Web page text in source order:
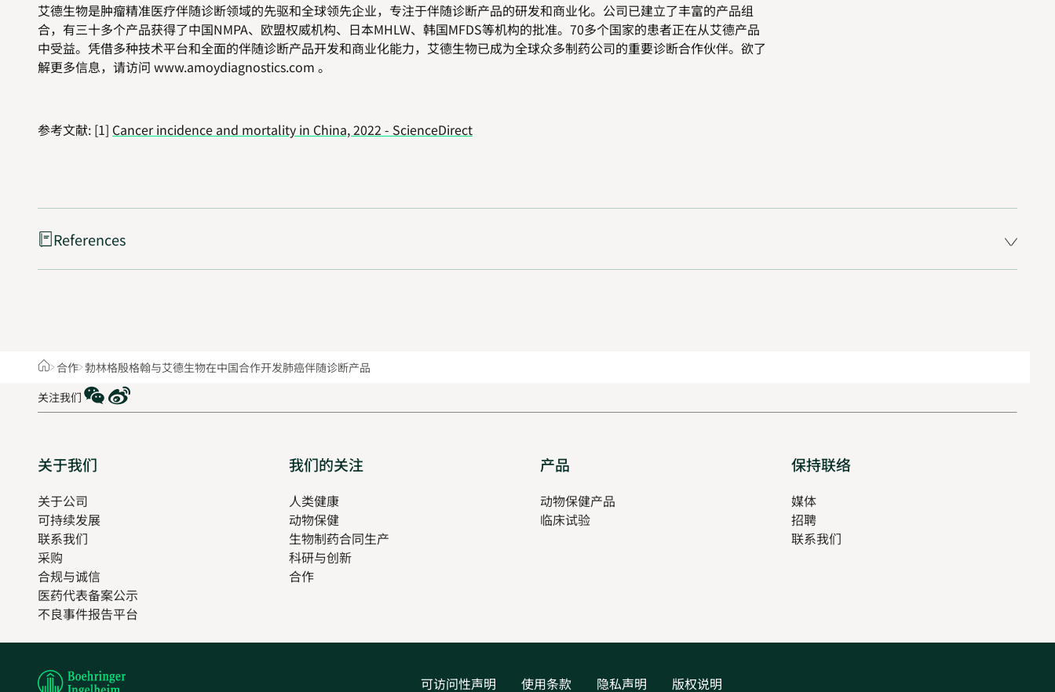
艾德生物是肿瘤精准医疗伴随诊断领域的先驱和全球领先企业，专注于伴随诊断产品的研发和商业化。公司已建立了丰富的产品组
合，有三十多个产品获得了中国NMPA、欧盟权威机构、日本MHLW、韩国MFDS等机构的批准。 70多个国家的患者正在从艾德产品
中受益。凭借多种技术平台和全面的伴随诊断产品开发和商业化能力，艾德生物已成为全球众多制药公司的重要诊断合作伙伴。欲了
解更多信息，请访问 www.amoydiagnostics.com 。
参考文献: [1] Cancer incidence and mortality in China, 2022 - ScienceDirect
References
Home合作 勃林格殷格翰与艾德生物在中国合作开发肺癌伴随诊断产品
关注我们
WeChat
Weibo
Sitemap
关于我们
关于公司
可持续发展
联系我们
采购
合规与诚信
医药代表备案公示
不良事件报告平台
我们的关注
tab
人类健康
new
tab
动物保健
生物制药合同生产
科研与创新
合作
产品
new
tab
动物保健产品
临床试验
保持联络
媒体
招聘
in
联系我们
可访问性声明 使用条款 隐私声明 版权说明